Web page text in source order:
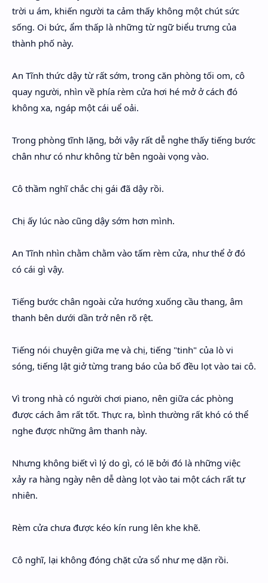
trời u ám, khiến người ta cảm thấy không một chút sức
sống. Oi bức, ẩm thấp là những từ ngữ biểu trưng của
thành phố này.
An Tĩnh thức dậy từ rất sớm, trong căn phòng tối om, cô
quay người, nhìn về phía rèm cửa hơi hé mở ở cách đó
không xa, ngáp một cái uể oải.
Trong phòng tĩnh lặng, bởi vậy rất dễ nghe thấy tiếng bước
chân như có như không từ bên ngoài vọng vào.
Cô thầm nghĩ chắc chị gái đã dậy rồi.
Chị ấy lúc nào cũng dậy sớm hơn mình.
An Tĩnh nhìn chằm chằm vào tấm rèm cửa, như thể ở đó
có cái gì vậy.
Tiếng bước chân ngoài cửa hướng xuống cầu thang, âm
thanh bên dưới dần trở nên rõ rệt.
Tiếng nói chuyện giữa mẹ và chị, tiếng "tinh" của lò vi
sóng, tiếng lật giở từng trang báo của bố đều lọt vào tai cô.
Vì trong nhà có người chơi piano, nên giữa các phòng
được cách âm rất tốt. Thực ra, bình thường rất khó có thể
nghe được những âm thanh này.
Nhưng không biết vì lý do gì, có lẽ bởi đó là những việc
xảy ra hàng ngày nên dễ dàng lọt vào tai một cách rất tự
nhiên.
Rèm cửa chưa được kéo kín rung lên khe khẽ.
Cô nghĩ, lại không đóng chặt cửa sổ như mẹ dặn rồi.